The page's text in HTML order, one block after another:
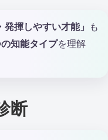
発揮しやすい才能」
も
知能タイプを理解
断